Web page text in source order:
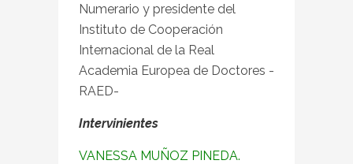
Numerario y presidente del
Instituto de Cooperación
Internacional de la Real
Academia Europea de Doctores -
RAED-
Intervinientes
VANESSA MUÑOZ PINEDA.